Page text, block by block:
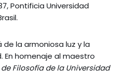
Pontificia Universidad
de la armoniosa luz y la
homenaje al maestro
de Filosofía de la Universidad